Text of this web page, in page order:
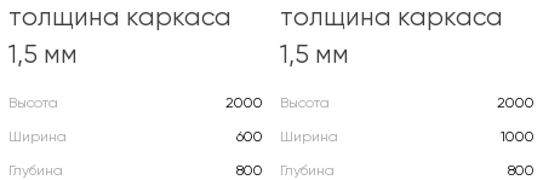
толщина каркаса
1,5 мм
Высота
2000
Ширина
600
Глубина
800
толщина каркаса
1,5 мм
Высота
2000
Ширина
1000
Глубина
800